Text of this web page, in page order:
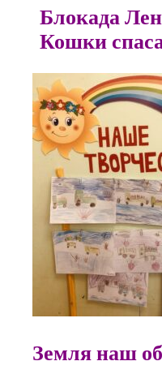
Кошки
Земля наш